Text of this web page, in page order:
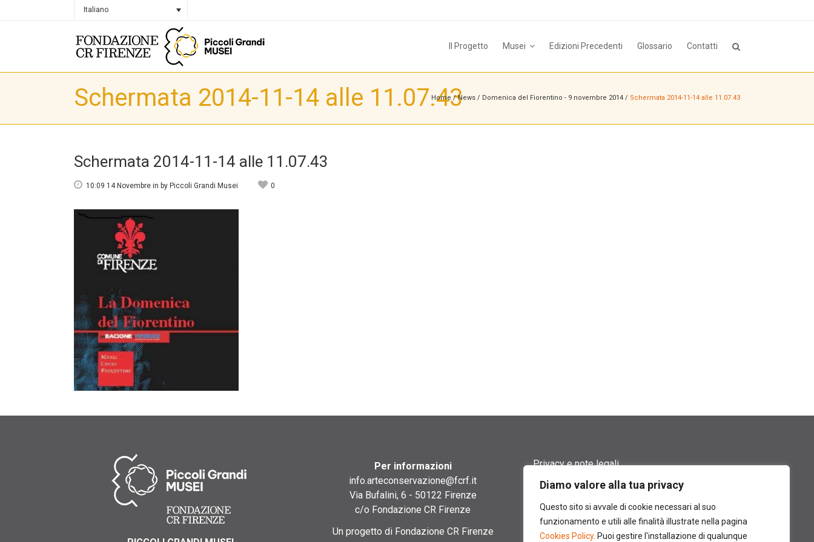
Diamo valore alla tua privacy
Questo sito si avvale di cookie necessari al suo
funzionamento e utili alle finalità illustrate nella pagina
Cookies Policy. Puoi gestire l'installazione di qualunque
Italiano
Il Progetto Musei Edizioni Precedenti Glossario Contatti
Schermata 2014-11-14 alle 11.07.43
Home /News / Domenica del Fiorentino - 9 novembre 2014 / Schermata 2014-11-14 alle 11.07.43
Schermata 2014-11-14 alle 11.07.43
10:09 14 Novembre in by Piccoli Grandi Musei 0
Per informazioni
info.arteconservazione@fcrf.it
Via Bufalini, 6 - 50122 Firenze
c/o Fondazione CR Firenze
Un progetto di Fondazione CR Firenze
Privacy e note legali
Termini di utilizzo
Cookie policy
Contatti